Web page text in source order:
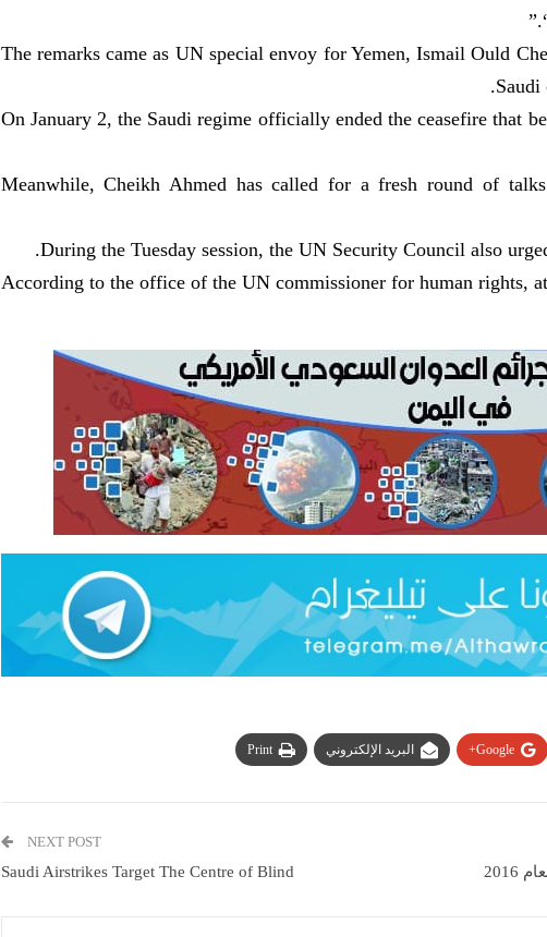
The remarks came as UN special envoy for Yemen, Ismail Ould
Saudi
On January 2, the Saudi regime officially ended the ceasefire that
Meanwhile, Cheikh Ahmed has called for a fresh round of
During the Tuesday session, the UN Security Council also
According to the office of the UN commissioner for human rights,
Google+ البريد الإلكتروني Print
NEXT POST
Saudi Airstrikes Target The Centre of Blind